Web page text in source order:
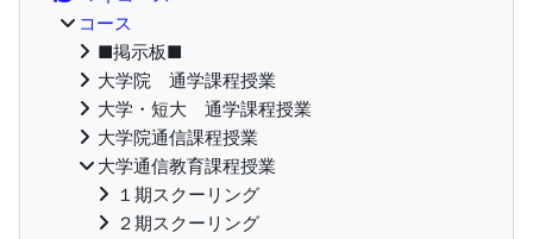
コース
■掲示板■
大学院 通学課程授業
大学・短大 通学課程授業
大学院通信課程授業
大学通信教育課程授業
１期スクーリング
２期スクーリング